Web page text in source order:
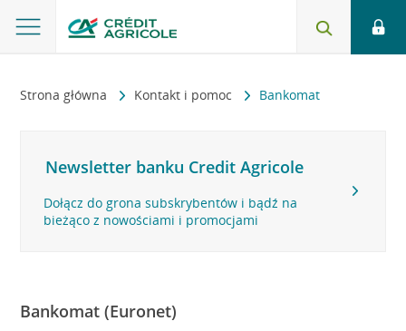
Strona główna Kontakt i pomoc Bankomat
Newsletter banku Credit Agricole
Dołącz do grona subskrybentów i bądź na
bieżąco z nowościami i promocjami
Bankomat (Euronet)